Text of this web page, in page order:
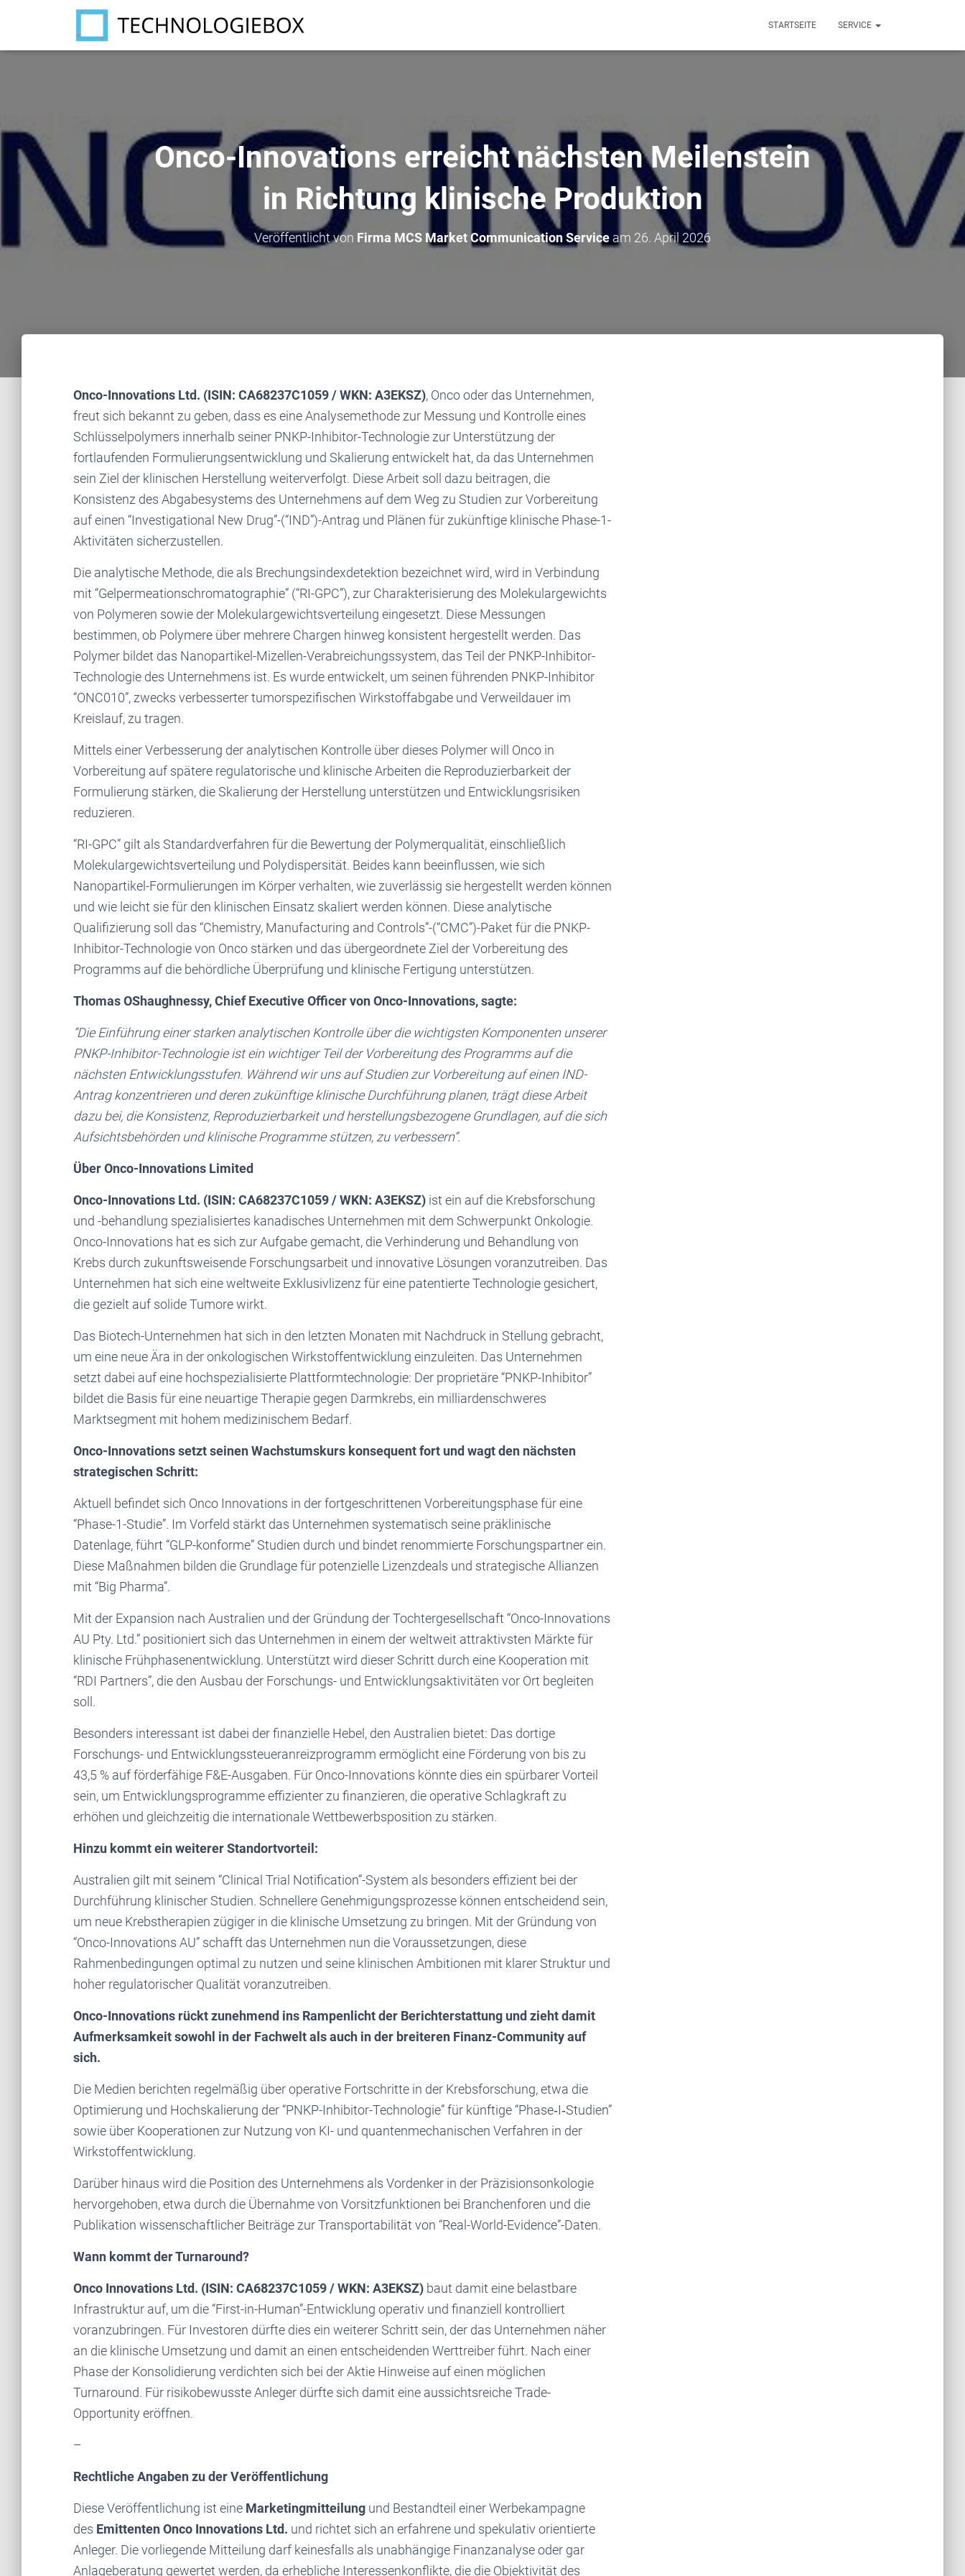
STARTSEITE SERVICE
Onco-Innovations erreicht nächsten Meilenstein
in Richtung klinische Produktion
Veröffentlicht von Firma MCS Market Communication Service am 26. April 2026
Onco-Innovations Ltd. (ISIN: CA68237C1059 / WKN: A3EKSZ), Onco oder das Unternehmen,
freut sich bekannt zu geben, dass es eine Analysemethode zur Messung und Kontrolle eines
Schlüsselpolymers innerhalb seiner PNKP-Inhibitor-Technologie zur Unterstützung der
fortlaufenden Formulierungsentwicklung und Skalierung entwickelt hat, da das Unternehmen
sein Ziel der klinischen Herstellung weiterverfolgt. Diese Arbeit soll dazu beitragen, die
Konsistenz des Abgabesystems des Unternehmens auf dem Weg zu Studien zur Vorbereitung
auf einen “Investigational New Drug”-(“IND”)-Antrag und Plänen für zukünftige klinische Phase-1-
Aktivitäten sicherzustellen.
Die analytische Methode, die als Brechungsindexdetektion bezeichnet wird, wird in Verbindung
mit “Gelpermeationschromatographie” (“RI-GPC”), zur Charakterisierung des Molekulargewichts
von Polymeren sowie der Molekulargewichtsverteilung eingesetzt. Diese Messungen
bestimmen, ob Polymere über mehrere Chargen hinweg konsistent hergestellt werden. Das
Polymer bildet das Nanopartikel-Mizellen-Verabreichungssystem, das Teil der PNKP-Inhibitor-
Technologie des Unternehmens ist. Es wurde entwickelt, um seinen führenden PNKP-Inhibitor
“ONC010”, zwecks verbesserter tumorspezifischen Wirkstoffabgabe und Verweildauer im
Kreislauf, zu tragen.
Mittels einer Verbesserung der analytischen Kontrolle über dieses Polymer will Onco in
Vorbereitung auf spätere regulatorische und klinische Arbeiten die Reproduzierbarkeit der
Formulierung stärken, die Skalierung der Herstellung unterstützen und Entwicklungsrisiken
reduzieren.
“RI-GPC” gilt als Standardverfahren für die Bewertung der Polymerqualität, einschließlich
Molekulargewichtsverteilung und Polydispersität. Beides kann beeinflussen, wie sich
Nanopartikel-Formulierungen im Körper verhalten, wie zuverlässig sie hergestellt werden können
und wie leicht sie für den klinischen Einsatz skaliert werden können. Diese analytische
Qualifizierung soll das “Chemistry, Manufacturing and Controls”-(“CMC”)-Paket für die PNKP-
Inhibitor-Technologie von Onco stärken und das übergeordnete Ziel der Vorbereitung des
Programms auf die behördliche Überprüfung und klinische Fertigung unterstützen.
Thomas OShaughnessy, Chief Executive Officer von Onco-Innovations, sagte:
“Die Einführung einer starken analytischen Kontrolle über die wichtigsten Komponenten unserer
PNKP-Inhibitor-Technologie ist ein wichtiger Teil der Vorbereitung des Programms auf die
nächsten Entwicklungsstufen. Während wir uns auf Studien zur Vorbereitung auf einen IND-
Antrag konzentrieren und deren zukünftige klinische Durchführung planen, trägt diese Arbeit
dazu bei, die Konsistenz, Reproduzierbarkeit und herstellungsbezogene Grundlagen, auf die sich
Aufsichtsbehörden und klinische Programme stützen, zu verbessern”.
Über Onco-Innovations Limited
Onco-Innovations Ltd. (ISIN: CA68237C1059 / WKN: A3EKSZ) ist ein auf die Krebsforschung
und -behandlung spezialisiertes kanadisches Unternehmen mit dem Schwerpunkt Onkologie.
Onco-Innovations hat es sich zur Aufgabe gemacht, die Verhinderung und Behandlung von
Krebs durch zukunftsweisende Forschungsarbeit und innovative Lösungen voranzutreiben. Das
Unternehmen hat sich eine weltweite Exklusivlizenz für eine patentierte Technologie gesichert,
die gezielt auf solide Tumore wirkt.
Das Biotech-Unternehmen hat sich in den letzten Monaten mit Nachdruck in Stellung gebracht,
um eine neue Ära in der onkologischen Wirkstoffentwicklung einzuleiten. Das Unternehmen
setzt dabei auf eine hochspezialisierte Plattformtechnologie: Der proprietäre “PNKP-Inhibitor”
bildet die Basis für eine neuartige Therapie gegen Darmkrebs, ein milliardenschweres
Marktsegment mit hohem medizinischem Bedarf.
Onco-Innovations setzt seinen Wachstumskurs konsequent fort und wagt den nächsten
strategischen Schritt:
Aktuell befindet sich Onco Innovations in der fortgeschrittenen Vorbereitungsphase für eine
“Phase-1-Studie”. Im Vorfeld stärkt das Unternehmen systematisch seine präklinische
Datenlage, führt “GLP-konforme” Studien durch und bindet renommierte Forschungspartner ein.
Diese Maßnahmen bilden die Grundlage für potenzielle Lizenzdeals und strategische Allianzen
mit “Big Pharma”.
Mit der Expansion nach Australien und der Gründung der Tochtergesellschaft “Onco-Innovations
AU Pty. Ltd.” positioniert sich das Unternehmen in einem der weltweit attraktivsten Märkte für
klinische Frühphasenentwicklung. Unterstützt wird dieser Schritt durch eine Kooperation mit
“RDI Partners”, die den Ausbau der Forschungs- und Entwicklungsaktivitäten vor Ort begleiten
soll.
Besonders interessant ist dabei der finanzielle Hebel, den Australien bietet: Das dortige
Forschungs- und Entwicklungssteueranreizprogramm ermöglicht eine Förderung von bis zu
43,5 % auf förderfähige F&E-Ausgaben. Für Onco-Innovations könnte dies ein spürbarer Vorteil
sein, um Entwicklungsprogramme effizienter zu finanzieren, die operative Schlagkraft zu
erhöhen und gleichzeitig die internationale Wettbewerbsposition zu stärken.
Hinzu kommt ein weiterer Standortvorteil:
Australien gilt mit seinem “Clinical Trial Notification”-System als besonders effizient bei der
Durchführung klinischer Studien. Schnellere Genehmigungsprozesse können entscheidend sein,
um neue Krebstherapien zügiger in die klinische Umsetzung zu bringen. Mit der Gründung von
“Onco-Innovations AU” schafft das Unternehmen nun die Voraussetzungen, diese
Rahmenbedingungen optimal zu nutzen und seine klinischen Ambitionen mit klarer Struktur und
hoher regulatorischer Qualität voranzutreiben.
Onco-Innovations rückt zunehmend ins Rampenlicht der Berichterstattung und zieht damit
Aufmerksamkeit sowohl in der Fachwelt als auch in der breiteren Finanz-Community auf
sich.
Die Medien berichten regelmäßig über operative Fortschritte in der Krebsforschung, etwa die
Optimierung und Hochskalierung der “PNKP-Inhibitor-Technologie” für künftige “Phase‑I‑Studien”
sowie über Kooperationen zur Nutzung von KI- und quantenmechanischen Verfahren in der
Wirkstoffentwicklung.
Darüber hinaus wird die Position des Unternehmens als Vordenker in der Präzisionsonkologie
hervorgehoben, etwa durch die Übernahme von Vorsitzfunktionen bei Branchenforen und die
Publikation wissenschaftlicher Beiträge zur Transportabilität von “Real-World-Evidence”-Daten.
Wann kommt der Turnaround?
Onco Innovations Ltd. (ISIN: CA68237C1059 / WKN: A3EKSZ) baut damit eine belastbare
Infrastruktur auf, um die “First-in-Human”-Entwicklung operativ und finanziell kontrolliert
voranzubringen. Für Investoren dürfte dies ein weiterer Schritt sein, der das Unternehmen näher
an die klinische Umsetzung und damit an einen entscheidenden Werttreiber führt. Nach einer
Phase der Konsolidierung verdichten sich bei der Aktie Hinweise auf einen möglichen
Turnaround. Für risikobewusste Anleger dürfte sich damit eine aussichtsreiche Trade-
Opportunity eröffnen.
–
Rechtliche Angaben zu der Veröffentlichung
Diese Veröffentlichung ist eine Marketingmitteilung und Bestandteil einer Werbekampagne
des Emittenten Onco Innovations Ltd. und richtet sich an erfahrene und spekulativ orientierte
Anleger. Die vorliegende Mitteilung darf keinesfalls als unabhängige Finanzanalyse oder gar
Anlageberatung gewertet werden, da erhebliche Interessenkonflikte, die die Objektivität des